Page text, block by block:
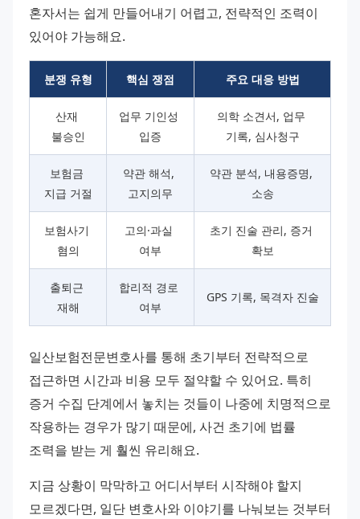
혼자서는 쉽게 만들어내기 어렵고, 전략적인 조력이
있어야 가능해요.
분쟁 유형 핵심 쟁점 주요 대응 방법
산재
불승인
업무 기인성
입증
의학 소견서, 업무
기록, 심사청구
보험금
지급 거절
약관 해석,
고지의무
약관 분석, 내용증명,
소송
보험사기
혐의
고의·과실
여부
초기 진술 관리, 증거
확보
출퇴근
재해
합리적 경로
여부
GPS 기록, 목격자 진술
일산보험전문변호사를 통해 초기부터 전략적으로
접근하면 시간과 비용 모두 절약할 수 있어요. 특히
증거 수집 단계에서 놓치는 것들이 나중에 치명적으로
작용하는 경우가 많기 때문에, 사건 초기에 법률
조력을 받는 게 훨씬 유리해요.
지금 상황이 막막하고 어디서부터 시작해야 할지
모르겠다면, 일단 변호사와 이야기를 나눠보는 것부터